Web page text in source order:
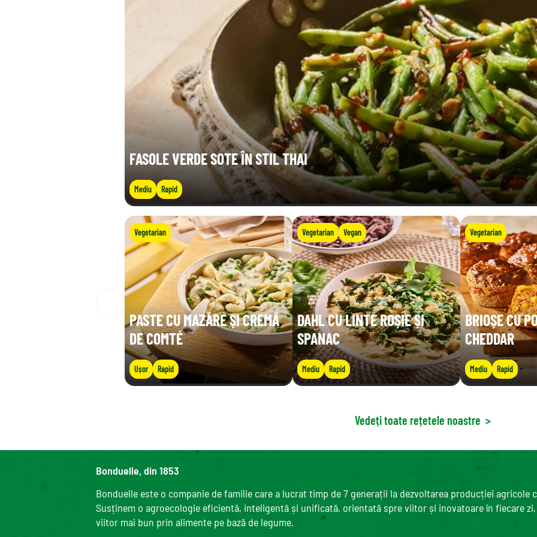
FASOLE VERDE SOTE ÎN STIL THAI
Mediu Rapid
Vegetarian
PASTE CU MAZĂRE ȘI CREMĂ
DE COMTÉ
Ușor Rapid
Vegetarian Vegan
DAHL CU LINTE ROȘIE ȘI
SPANAC
Mediu Rapid
Vegetarian
BRIOȘE CU
CHEDDAR
Mediu Rapid
Vedeți toate rețetele noastre >
Bonduelle, din 1853
Bonduelle este o companie de familie care a lucrat timp de 7 generații la dezvoltarea producției agricole
Susținem o agroecologie eficientă, inteligentă și unificată, orientată spre viitor și inovatoare în fiecare
viitor mai bun prin alimente pe bază de legume.